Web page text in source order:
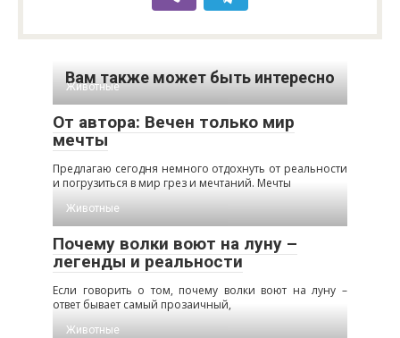
Вам также может быть интересно
Животные
От автора: Вечен только мир
мечты
Предлагаю сегодня немного отдохнуть от реальности
и погрузиться в мир грез и мечтаний. Мечты
Животные
Почему волки воют на луну –
легенды и реальности
Если говорить о том, почему волки воют на луну –
ответ бывает самый прозаичный,
Животные